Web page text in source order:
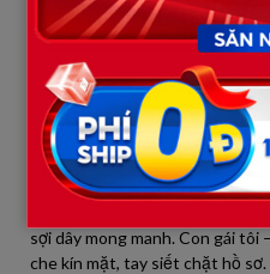
— Mai mẹ con mình lên Hà Nội.
không để con trốn nữa.
Nó nhìn tôi, đôi mắt đỏ hoe
— Dạ.
Một tuần sau, chúng tôi có
bước vào một nơi như thế,
mệt mỏi. Người nào cũng có
sợi dây mong manh. Con gái tôi
che kín mặt, tay siết chặt hồ sơ.